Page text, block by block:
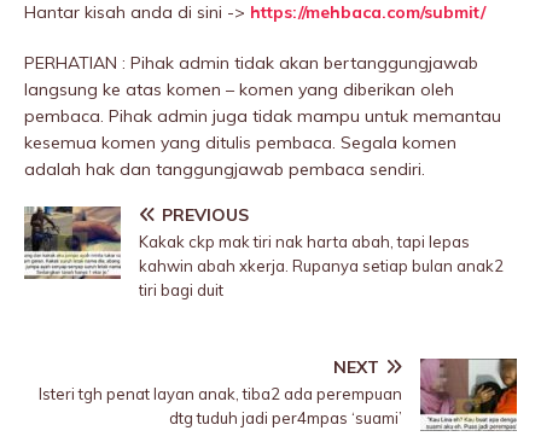
Hantar kisah anda di sini -> https://mehbaca.com/submit/
PERHATIAN : Pihak admin tidak akan bertanggungjawab
langsung ke atas komen – komen yang diberikan oleh
pembaca. Pihak admin juga tidak mampu untuk memantau
kesemua komen yang ditulis pembaca. Segala komen
adalah hak dan tanggungjawab pembaca sendiri.
PREVIOUS
Kakak ckp mak tiri nak harta abah, tapi lepas
kahwin abah xkerja. Rupanya setiap bulan anak2
tiri bagi duit
NEXT
Isteri tgh penat layan anak, tiba2 ada perempuan
dtg tuduh jadi per4mpas ‘suami’